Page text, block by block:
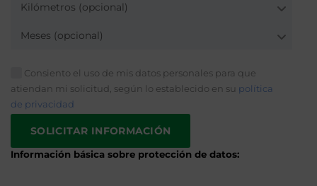
Kilómetros (opcional)
Meses (opcional)
Consiento el uso de mis datos personales para que
atiendan mi solicitud, según lo establecido en su política
de privacidad
Información básica sobre protección de datos: